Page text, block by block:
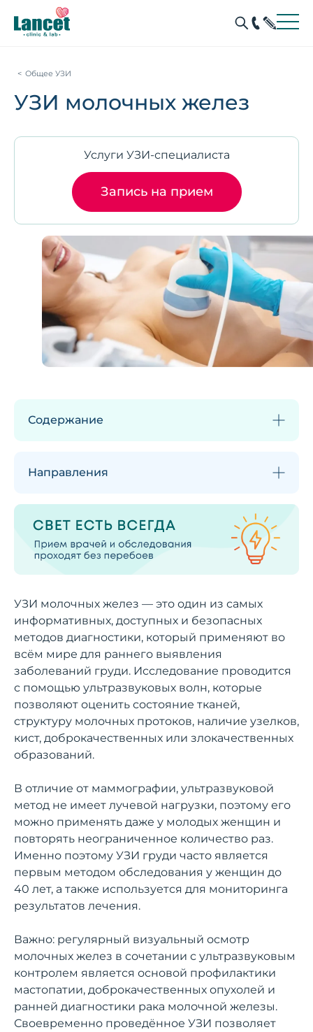
Общее УЗИ
УЗИ молочных желез
Услуги УЗИ-специалиста
Запись на прием
УЗИ молочных желез — это один из самых
информативных, доступных и безопасных
методов диагностики, который применяют во
всём мире для раннего выявления
заболеваний груди. Исследование проводится
с помощью ультразвуковых волн, которые
позволяют оценить состояние тканей,
структуру молочных протоков, наличие узелков,
кист, доброкачественных или злокачественных
образований.
В отличие от маммографии, ультразвуковой
метод не имеет лучевой нагрузки, поэтому его
можно применять даже у молодых женщин и
повторять неограниченное количество раз.
Именно поэтому УЗИ груди часто является
первым методом обследования у женщин до
40 лет, а также используется для мониторинга
результатов лечения.
Важно: регулярный визуальный осмотр
молочных желез в сочетании с ультразвуковым
контролем является основой профилактики
мастопатии, доброкачественных опухолей и
ранней диагностики рака молочной железы.
Своевременно проведённое УЗИ позволяет
Содержание
Направления